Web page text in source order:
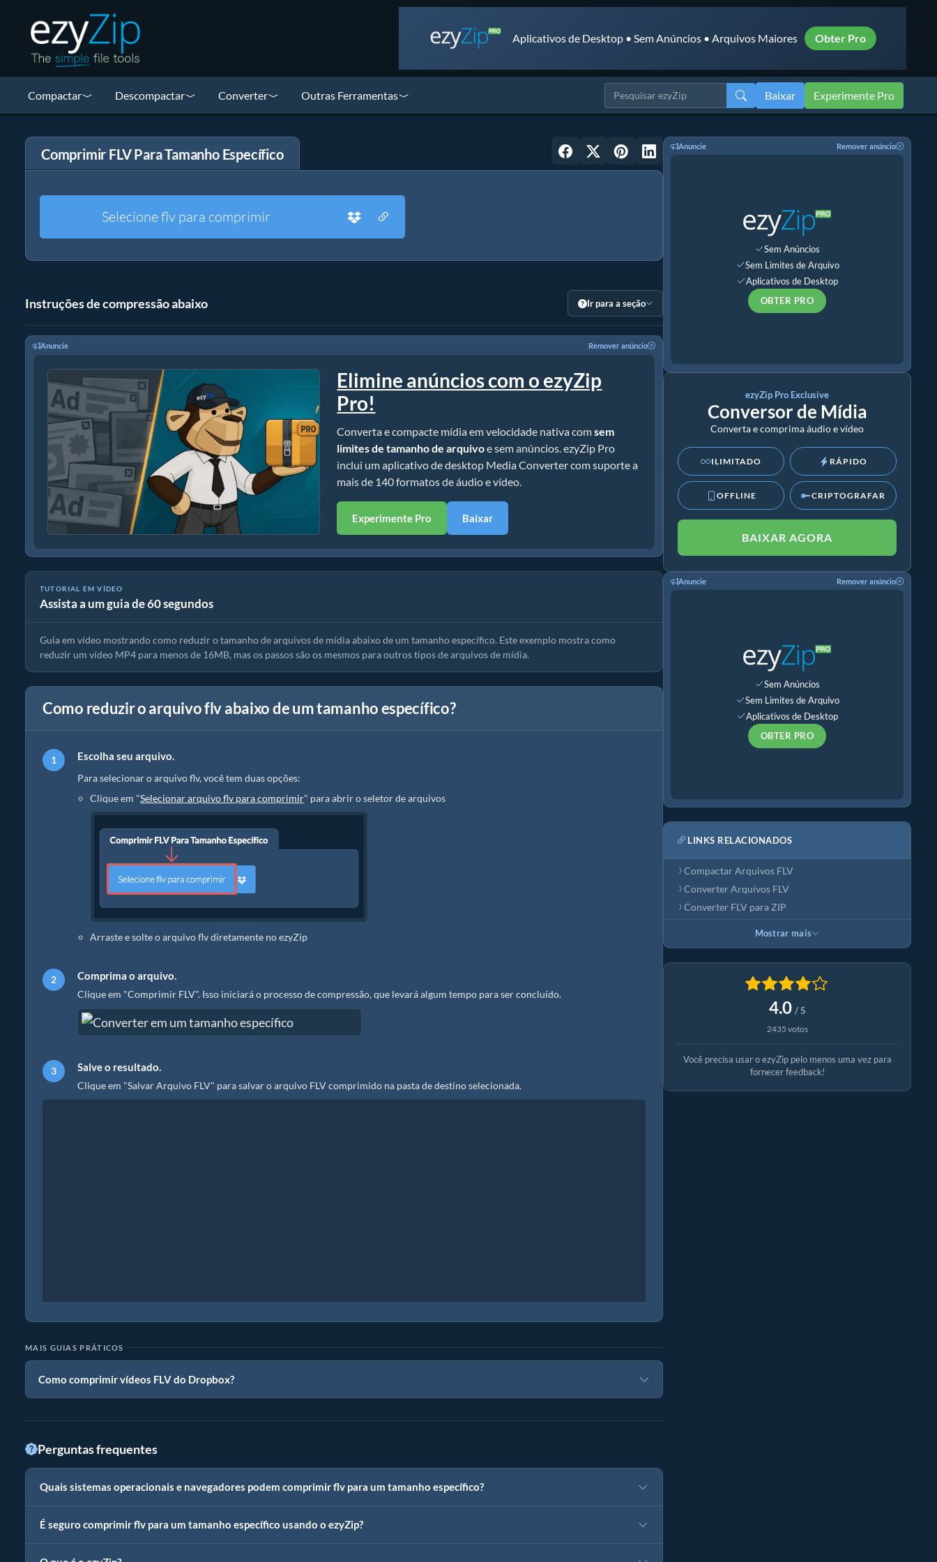
Aplicativos de Desktop • Sem Anúncios • Arquivos Maiores Obter Pro
Compactar Descompactar Converter Outras Ferramentas Baixar Experimente Pro
Comprimir FLV Para Tamanho Específico
Selecione flv para comprimir
Instruções de compressão abaixo Ir para a seção
Anuncie Remover anúncio
Elimine anúncios com o ezyZip
Pro!
Converta e compacte mídia em velocidade nativa comsem
limites de tamanho de arquivoe sem anúncios. ezyZip Pro
inclui um aplicativo de desktop Media Converter com suporte a
mais de 140 formatos de áudio e vídeo.
Experimente Pro Baixar
TUTORIAL EM VÍDEO
Assista a um guia de 60 segundos
Como reduzir MP4 para 16MB (Guia simples)
Guia em vídeo mostrando como reduzir o tamanho de arquivos de mídia abaixo de um tamanho específico. Este exemplo mostra como
reduzir um vídeo MP4 para menos de 16MB, mas os passos são os mesmos para outros tipos de arquivos de mídia.
Como reduzir o arquivo flv abaixo de um tamanho específico?
Escolha seu arquivo.
Para selecionar o arquivo flv, você tem duas opções:
Clique em "Selecionar arquivo flv para comprimir" para abrir o seletor de arquivos
Arraste e solte o arquivo flv diretamente no ezyZip
Comprima o arquivo.
Clique em "Comprimir FLV". Isso iniciará o processo de compressão, que levará algum tempo para ser concluído.
Salve o resultado.
Clique em "Salvar Arquivo FLV" para salvar o arquivo FLV comprimido na pasta de destino selecionada.
MAIS GUIAS PRÁTICOS
Como comprimir vídeos FLV do Dropbox?
Perguntas frequentes
Quais sistemas operacionais e navegadores podem comprimir flv para um tamanho específico?
É seguro comprimir flv para um tamanho específico usando o ezyZip?
Anuncie Remover anúncio
Sem Anúncios
Sem Limites de Arquivo
Aplicativos de Desktop
OBTER PRO
ezyZip Pro Exclusive
Conversor de Mídia
Converta e comprima áudio e vídeo
ILIMITADO RÁPIDO
OFFLINE CRIPTOGRAFAR
BAIXAR AGORA
Anuncie Remover anúncio
Sem Anúncios
Sem Limites de Arquivo
Aplicativos de Desktop
OBTER PRO
LINKS RELACIONADOS
Compactar Arquivos FLV
Converter Arquivos FLV
Converter FLV para ZIP
Mostrar mais
4.0 / 5
2435 votos
Você precisa usar o ezyZip pelo menos uma vez para
fornecer feedback!